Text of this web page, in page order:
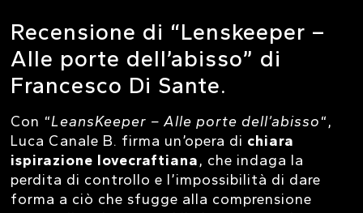
Recensione di “Lenskeeper –
Alle porte dell’abisso” di
Francesco Di Sante.
Con “LeansKeeper – Alle porte dell’abisso“,
Luca Canale B. firma un’opera di chiara
ispirazione lovecraftiana, che indaga la
perdita di controllo e l’impossibilità di dare
forma a ciò che sfugge alla comprensione